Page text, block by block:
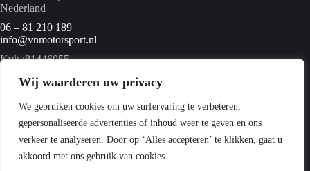
Wij waarderen uw privacy
We gebruiken cookies om uw surfervaring te verbeteren,
gepersonaliseerde advertenties of inhoud weer te geven en ons
verkeer te analyseren. Door op ‘Alles accepteren’ te klikken, gaat u
akkoord met ons gebruik van cookies.
Nederland
06 – 81 210 189
info@vnmotorsport.nl
Kvk :81446055
Menu
Home
Quads